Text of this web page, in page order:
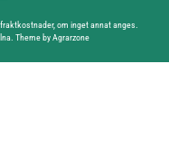
om inget annat anges.
Theme by Agrarzone